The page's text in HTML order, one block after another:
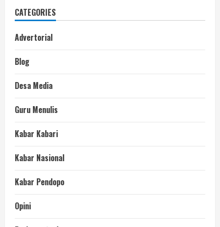
CATEGORIES
Advertorial
Blog
Desa Media
Guru Menulis
Kabar Kabari
Kabar Nasional
Kabar Pendopo
Opini